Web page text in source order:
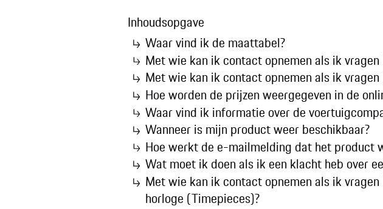
Inhoudsopgave
Waar vind ik de maattabel?
Met wie kan ik contact opnemen als ik
Met wie kan ik contact opnemen als ik
Hoe worden de prijzen weergegeven in de
Waar vind ik informatie over de
Wanneer is mijn product weer beschikbaar?
Hoe werkt de e-mailmelding dat het product
Wat moet ik doen als ik een klacht heb over
Met wie kan ik contact opnemen als ik
horloge (Timepieces)?